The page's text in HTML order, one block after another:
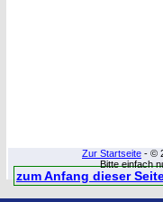
Zur Startseite - ©
Bitte einfach
zum Anfang dieser